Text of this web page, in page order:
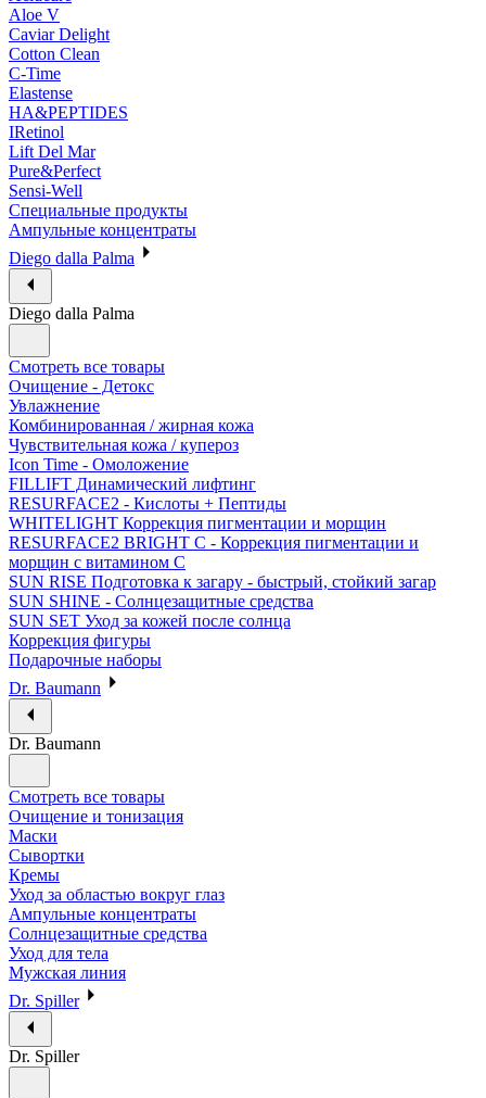
Aloe V
Caviar Delight
Cotton Clean
C-Time
Elastense
HA&PEPTIDES
IRetinol
Lift Del Mar
Pure&Perfect
Sensi-Well
Специальные продукты
Ампульные концентраты
Diego dalla Palma
Diego dalla Palma
Смотреть все товары
Очищение - Детокс
Увлажнение
Комбинированная / жирная кожа
Чувствительная кожа / купероз
Icon Time - Омоложение
FILLIFT Динамический лифтинг
RESURFACE2 - Кислоты + Пептиды
WHITELIGHT Коррекция пигментации и морщин
RESURFACE2 BRIGHT C - Коррекция пигментации и
морщин с витамином С
SUN RISE Подготовка к загару - быстрый, стойкий загар
SUN SHINE - Солнцезащитные средства
SUN SET Уход за кожей после солнца
Коррекция фигуры
Подарочные наборы
Dr. Baumann
Dr. Baumann
Смотреть все товары
Очищение и тонизация
Маски
Сывортки
Кремы
Уход за областью вокруг глаз
Ампульные концентраты
Солнцезащитные средства
Уход для тела
Мужская линия
Dr. Spiller
Dr. Spiller